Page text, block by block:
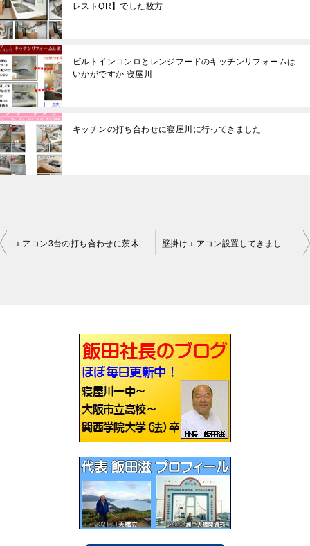
レストQR】でした枚方
ビルトインコンロとレンジフードのキッチンリフォームは
いかがですか 寝屋川
キッチンの打ち合わせに寝屋川に行ってきました
ゲ
ー
シ
ョ
ン
エアコン3台の打ち合わせに茨木に行ってきました 壁掛けエアコン設置してきました茨木